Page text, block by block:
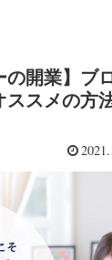
の開業】ブ
スメの方